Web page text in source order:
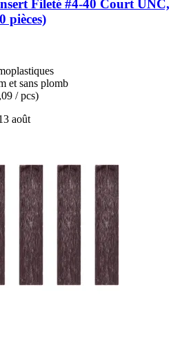
Fileté #4-​40 Court UNC,
pièces)
et sans plomb
/ pcs)
août